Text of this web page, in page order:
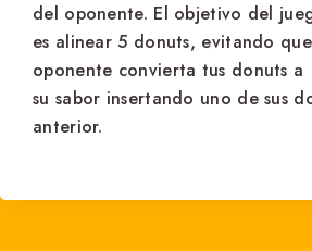
del oponente. El objetivo del
es alinear 5 donuts, evitando
oponente convierta tus donuts a
su sabor insertando uno de sus
anterior.